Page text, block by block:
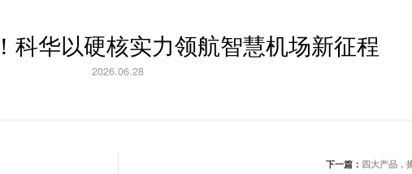
科华以硬核实力领航智慧机场新征程
2026.06.28
下一篇： 四大产品，